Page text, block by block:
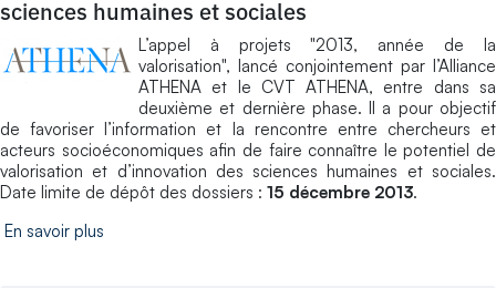
sciences humaines et sociales
L’appel à projets "2013, année de la
valorisation", lancé conjointement par l’Alliance
ATHENA et le CVT ATHENA, entre dans sa
deuxième et dernière phase. Il a pour objectif
de favoriser l’information et la rencontre entre chercheurs et
acteurs socioéconomiques afin de faire connaître le potentiel de
valorisation et d’innovation des sciences humaines et sociales.
Date limite de dépôt des dossiers : 15 décembre 2013.
En savoir plus